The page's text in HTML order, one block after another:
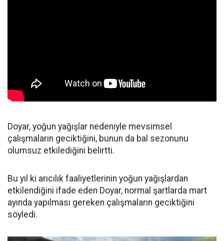
Doyar, yoğun yağışlar nedeniyle mevsimsel
çalışmaların geciktiğini, bunun da bal sezonunu
olumsuz etkilediğini belirtti.
Bu yıl ki arıcılık faaliyetlerinin yoğun yağışlardan
etkilendiğini ifade eden Doyar, normal şartlarda mart
ayında yapılması gereken çalışmaların geciktiğini
söyledi.